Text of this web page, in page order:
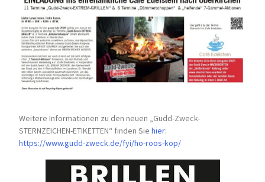
Weitere Informationen zu den neuen „Gudd-Zweck-
STERNZEICHEN-ETIKETTEN“ finden Siehier:
https://www.gudd-zweck.de/fyi/ho-roos-kop/